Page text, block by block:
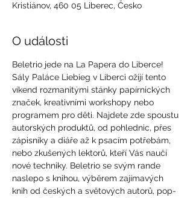
Kristiánov, 460 05 Liberec, Česko
O události
Beletrio jede na La Papera do Liberce!
Sály Paláce Liebieg v Liberci ožijí tento
víkend rozmanitými stánky papírnických
značek, kreativními workshopy nebo
programem pro děti. Najdete zde spoustu
autorských produktů, od pohlednic, přes
zápisníky a diáře až k psacím potřebám,
nebo zkušených lektorů, kteří Vás naučí
nové techniky. Beletrio se svým rande
naslepo s knihou, výběrem zajímavých
knih od českých a světových autorů, pop-